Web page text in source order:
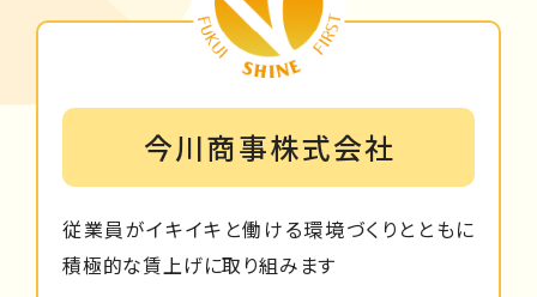
今川商事株式会社
従業員がイキイキと働ける環境づくりとともに
積極的な賃上げに取り組みます